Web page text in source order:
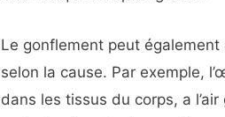
Le gonflement peut
selon la cause. Par exemple,
dans les tissus du corps, a